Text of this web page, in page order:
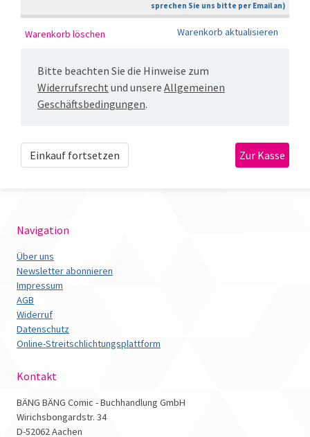
sprechen Sie uns bitte per Email an)
Bitte beachten Sie die Hinweise zum
Widerrufsrecht und unsere Allgemeinen
Geschäftsbedingungen.
Einkauf fortsetzen
Navigation
Über uns
Newsletter abonnieren
Impressum
AGB
Widerruf
Datenschutz
Online-Streitschlichtungsplattform
Kontakt
BÄNG BÄNG Comic - Buchhandlung GmbH
Wirichsbongardstr. 34
D-52062 Aachen